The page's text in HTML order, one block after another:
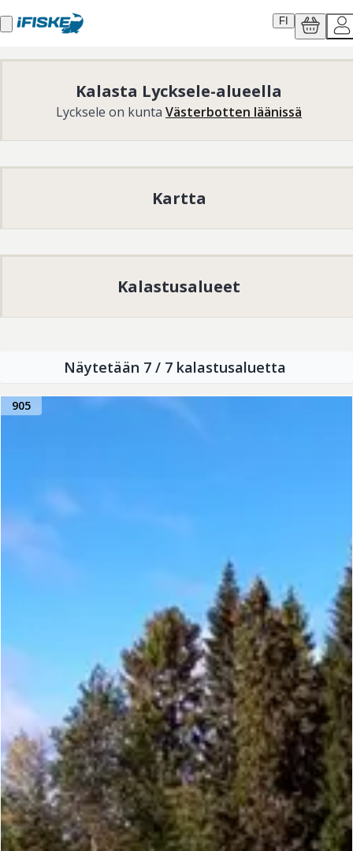
FI
Kalasta Lycksele-alueella
Lycksele on kunta Västerbotten läänissä
Kartta
Kalastusalueet
Näytetään 7 / 7 kalastusaluetta
905